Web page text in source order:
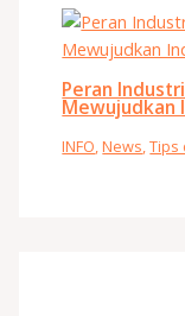
Peran
Mewujudkan
INFO,News,Tips